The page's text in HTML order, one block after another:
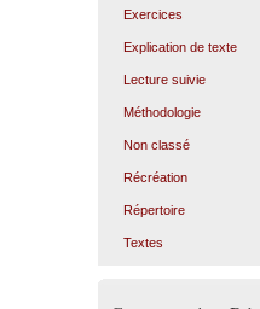
Exercices
Explication de texte
Lecture suivie
Méthodologie
Non classé
Récréation
Répertoire
Textes